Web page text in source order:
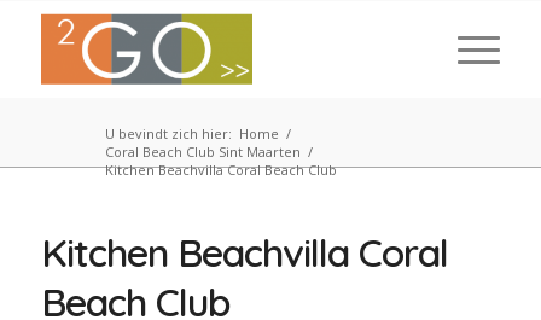
U bevindt zich hier: Home /
Coral Beach Club Sint Maarten /
Kitchen Beachvilla Coral Beach Club
Kitchen Beachvilla Coral
Beach Club